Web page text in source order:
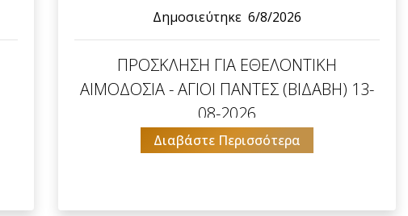
Δημοσιεύτηκε 6/8/2026
ΠΡΟΣΚΛΗΣΗ ΓΙΑ ΕΘΕΛΟΝΤΙΚΗ
ΑΙΜΟΔΟΣΙΑ - ΑΓΙΟΙ ΠΑΝΤΕΣ (ΒΙΔΑΒΗ) 13-
08-2026
Διαβάστε Περισσότερα